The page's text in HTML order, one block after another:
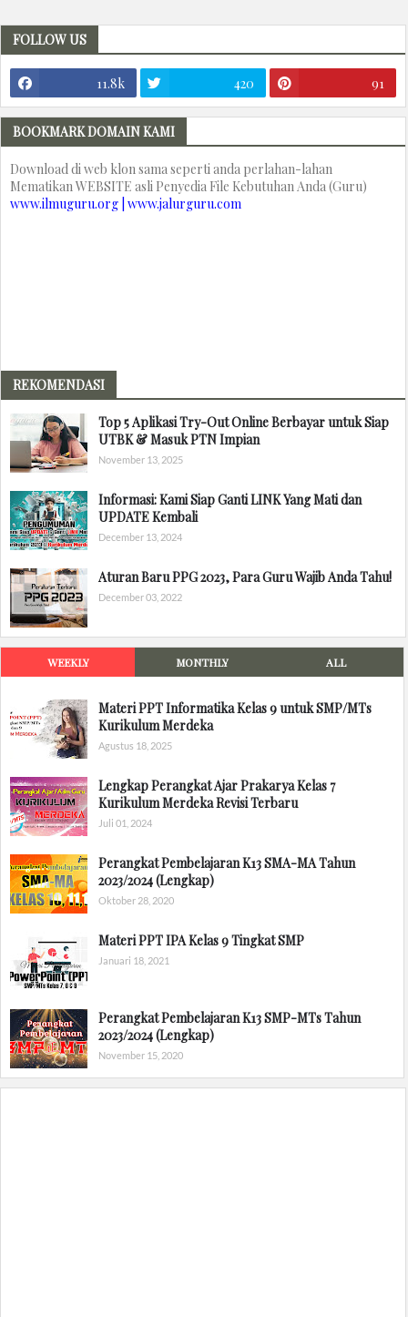
FOLLOW US
11.8k 420 91
BOOKMARK DOMAIN KAMI
Download di web klon sama seperti anda perlahan-lahan
Mematikan WEBSITE asli Penyedia File Kebutuhan Anda (Guru)
www.ilmuguru.org | www.jalurguru.com
REKOMENDASI
Top 5 Aplikasi Try-Out Online Berbayar untuk Siap
UTBK & Masuk PTN Impian
November 13, 2025
Informasi: Kami Siap Ganti LINK Yang Mati dan
UPDATE Kembali
December 13, 2024
Aturan Baru PPG 2023, Para Guru Wajib Anda Tahu!
December 03, 2022
WEEKLY MONTHLY ALL
Materi PPT Informatika Kelas 9 untuk SMP/MTs
Kurikulum Merdeka
Agustus 18, 2025
Lengkap Perangkat Ajar Prakarya Kelas 7
Kurikulum Merdeka Revisi Terbaru
Juli 01, 2024
Perangkat Pembelajaran K13 SMA-MA Tahun
2023/2024 (Lengkap)
Oktober 28, 2020
Materi PPT IPA Kelas 9 Tingkat SMP
Januari 18, 2021
Perangkat Pembelajaran K13 SMP-MTs Tahun
2023/2024 (Lengkap)
November 15, 2020